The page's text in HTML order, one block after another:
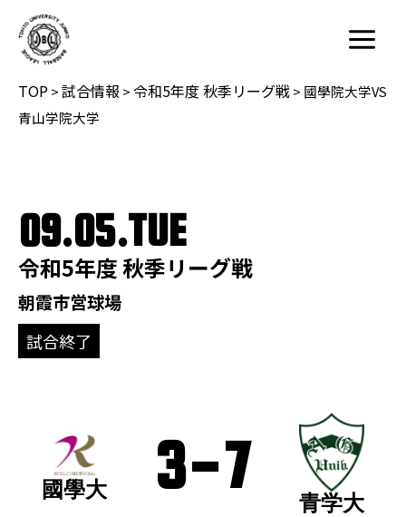
Main
Menu
TOP>試合情報 >令和5年度 秋季リーグ戦> 國學院大学VS
青山学院大学
09.05.TUE
令和5年度 秋季リーグ戦
朝霞市営球場
試合終了
國學大 3-7
青学大